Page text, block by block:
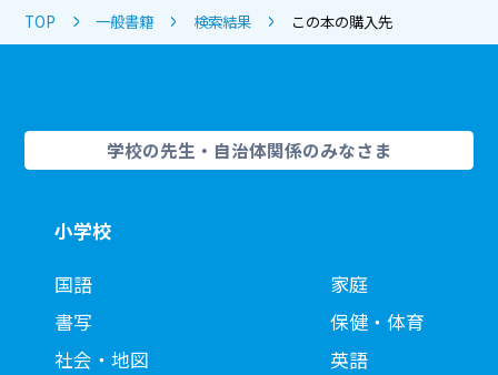
TOP 一般書籍 検索結果 この本の購入先
学校の先生・自治体関係のみなさま
小学校
国語
書写
社会・地図
家庭
保健・体育
英語